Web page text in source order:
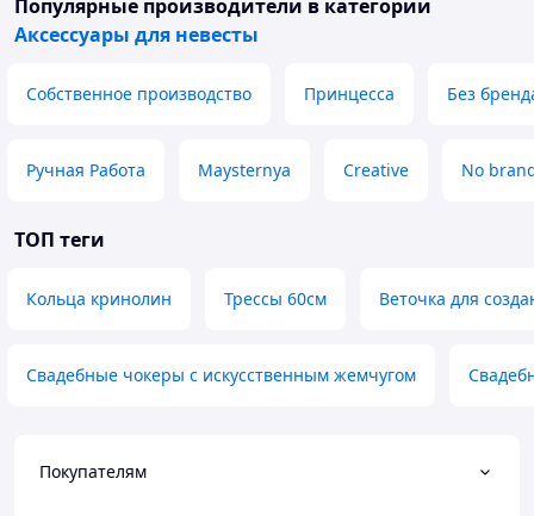
Популярные производители в категории
Аксессуары для невесты
Собственное производство Принцесса Без
Ручная Работа Maysternya Creative No
ТОП теги
Кольца кринолин Трессы 60см Веточка для
Свадебные чокеры с искусственным жемчугом
Покупателям